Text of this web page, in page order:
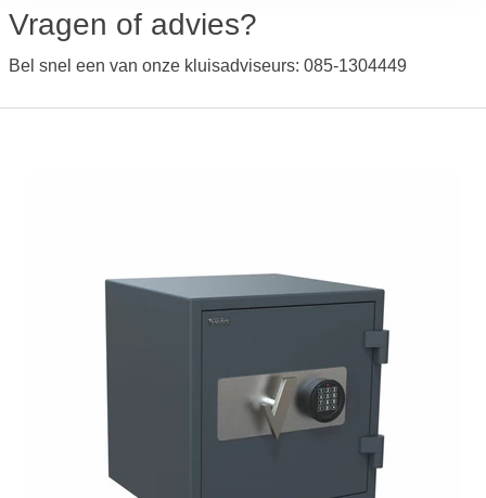
Vragen of advies?
Bel snel een van onze kluisadviseurs: 085-1304449